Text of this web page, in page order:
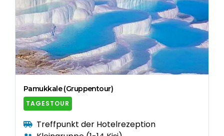
Pamukkale (Gruppentour)
TAGESTOUR
Treffpunkt der Hotelrezeption